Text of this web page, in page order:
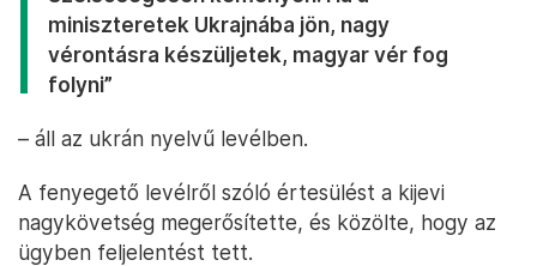
miniszteretek Ukrajnába jön, nagy
vérontásra készüljetek, magyar vér fog
folyni”
– áll az ukrán nyelvű levélben.
A fenyegető levélről szóló értesülést a kijevi
nagykövetség megerősítette, és közölte, hogy az
ügyben feljelentést tett.